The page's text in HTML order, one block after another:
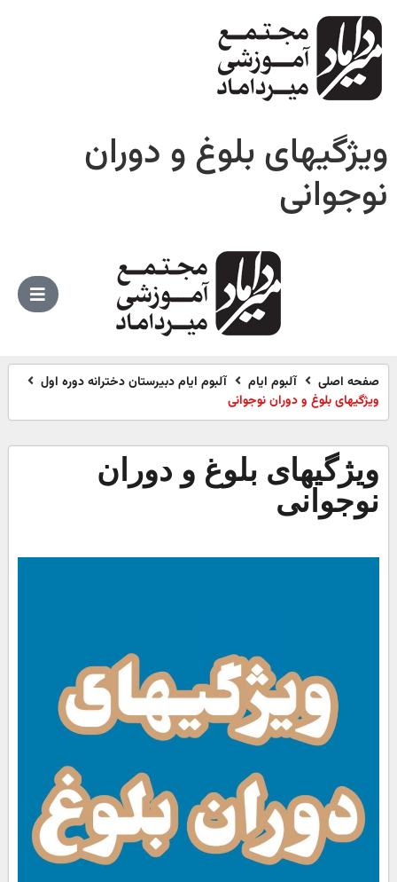
ویژگیهای بلوغ و دوران
نوجوانی
صفحه اصلی آلبوم ایام
آلبوم ایام دبیرستان دخترانه دوره اول
ویژگیهای بلوغ و دوران نوجوانی
ویژگیهای بلوغ و دوران
نوجوانی